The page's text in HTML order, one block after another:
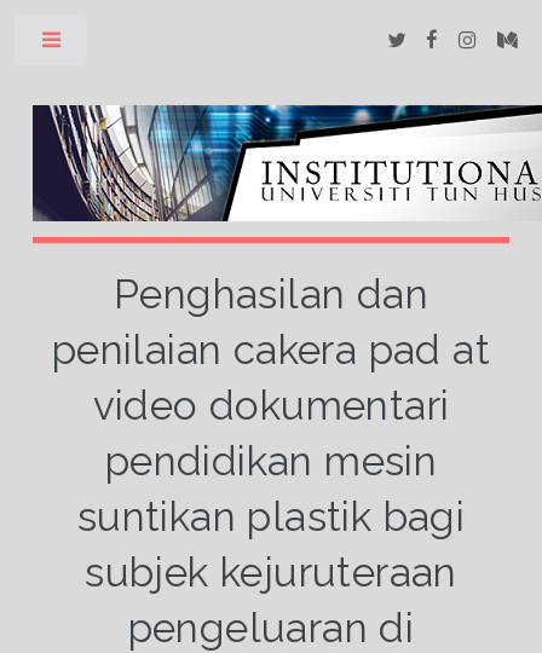
Penghasilan dan
penilaian cakera pad at
video dokumentari
pendidikan mesin
suntikan plastik bagi
subjek kejuruteraan
pengeluaran di